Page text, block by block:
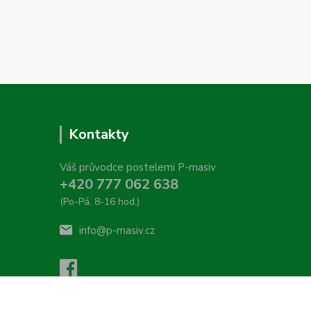
Kontakty
Váš průvodce postelemi P-masiv
+420 777 062 638
(Po-Pá, 8-16 hod.)
info@p-masiv.cz